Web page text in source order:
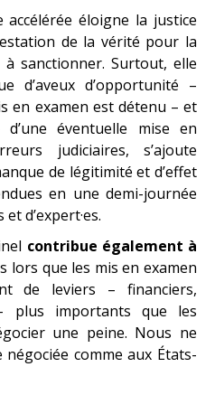
éloigne la justice
de la vérité pour la
sanctionner. Surtout, elle
d’aveux d’opportunité –
en examen est détenu – et
éventuelle mise en
judiciaires, s’ajoute
de légitimité et d’effet
en une demi-journée
d’expert·es.
contribue également à
lors que les mis en examen
de leviers – financiers,
plus importants que les
une peine. Nous ne
négociée comme aux États-